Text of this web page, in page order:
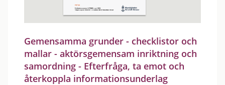
Gemensamma grunder - checklistor och
mallar - aktörsgemensam inriktning och
samordning - Efterfråga, ta emot och
återkoppla informationsunderlag